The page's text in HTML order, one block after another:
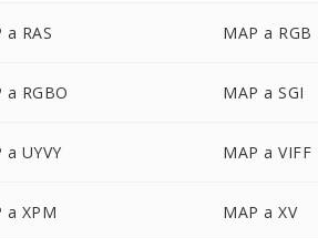
a RAS MAP a RGB
a RGBO MAP a SGI
a UYVY MAP a VIFF
a XPM MAP a XV